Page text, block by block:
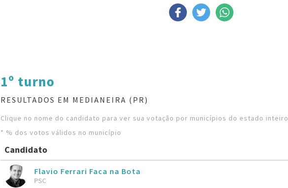
1º turno
RESULTADOS EM MEDIANEIRA (PR)
Clique no nome do candidato para ver sua votação por municípios do estado inteiro
* % dos votos válidos no município
Candidato
Flavio Ferrari Faca na Bota
PSC